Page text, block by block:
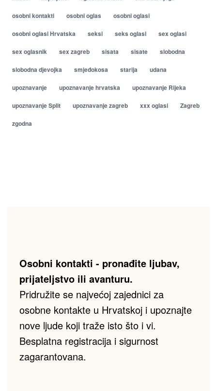
osobni kontakti osobni oglas osobni oglasi
osobni oglasi Hrvatska seksi seks oglasi sex oglasi
sex oglasnik sex zagreb sisata sisate slobodna
slobodna djevojka smjeđokosa starija udana
upoznavanje upoznavanje hrvatska upoznavanje Rijeka
upoznavanje Split upoznavanje zagreb xxx oglasi Zagreb
zgodna
Osobni kontakti - pronađite ljubav,
prijateljstvo ili avanturu.
Pridružite se najvećoj zajednici za
osobne kontakte u Hrvatskoj i upoznajte
nove ljude koji traže isto što i vi.
Besplatna registracija i sigurnost
zagarantovana.